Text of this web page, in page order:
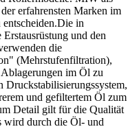
erfahrensten Marken im
in
und den
die
(Mehrstufenfiltration),
im Öl zu
Druckstabilisierungssystem,
und gefiltertem Öl zum
Detail gilt für die Qualität
wird durch die Öl- und